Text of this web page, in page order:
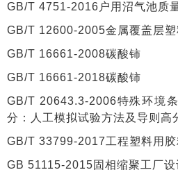
GB/T 4751-2016户用沼气池质
GB/T 12600-2005金属覆盖层
GB/T 16661-2008碳酸铈
GB/T 16661-2018碳酸铈
GB/T 20643.3-2006特殊环境
分：人工模拟试验方法及导则高
GB/T 33799-2017工程塑料用
GB 51115-2015固相缩聚工厂